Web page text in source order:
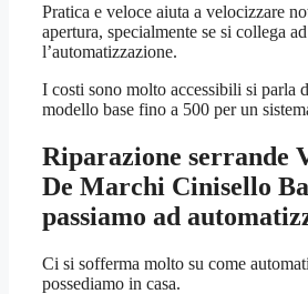
Pratica e veloce aiuta a velocizzare
apertura, specialmente se si collega
l’automatizzazione.
I costi sono molto accessibili si parla
modello base fino a 500 per un
Riparazione serrande
De Marchi Cinisello
passiamo ad
Ci si sofferma molto su come
possediamo in casa.